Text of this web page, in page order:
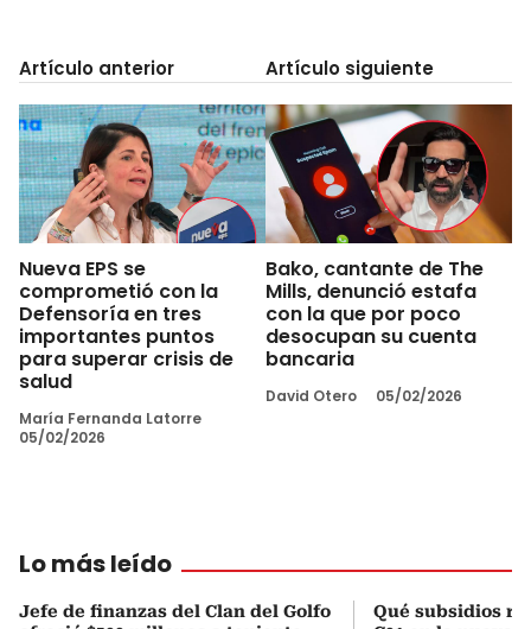
Artículo anterior
Nueva EPS se
comprometió con la
Defensoría en tres
importantes puntos
para superar crisis de
salud
María Fernanda Latorre
05/02/2026
Artículo siguiente
Bako, cantante de The
Mills, denunció estafa
con la que por poco
desocupan su cuenta
bancaria
David Otero 05/02/2026
Lo más leído
Jefe de finanzas del Clan del Golfo
Qué subsidios